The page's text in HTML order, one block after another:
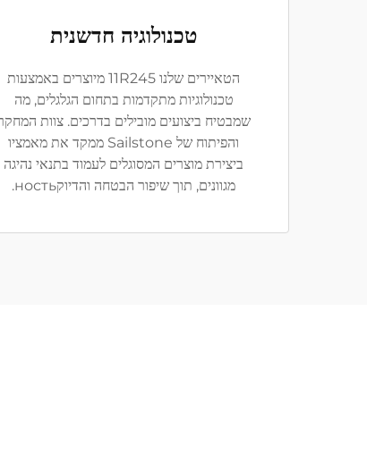
טכנולוגיה חדשנית
הטאיירים שלנו 11R245 מיוצרים באמצעות
טכנולוגיות מתקדמות בתחום הגלגלים, מה
שמבטיח ביצועים מובילים בדרכים. צוות
והפיתוח של Sailstone ממקד את מאמציו
ביצירת מוצרים המסוגלים לעמוד בתנאי נהיגה
מגוונים, תוך שיפור הבטחה והדיוקность.